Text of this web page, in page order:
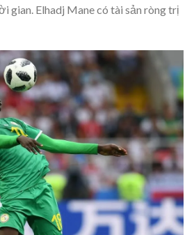
gian. Elhadj Mane có tài sản ròng trị